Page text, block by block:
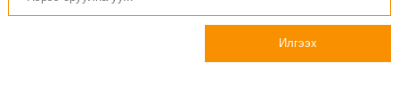
Илгээх